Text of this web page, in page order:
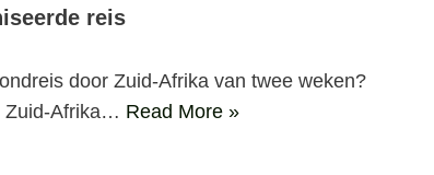
reis
door Zuid-Afrika van twee weken?
Zuid-Afrika… Read More »